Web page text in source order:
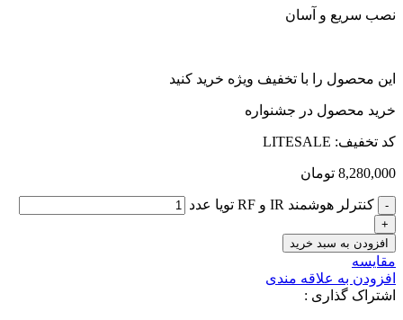
نصب سریع و آسان
این محصول را با تخفیف ویژه خرید کنید
خرید محصول در جشنواره
کد تخفیف: LITESALE
8,280,000 تومان
کنترلر هوشمند IR و RF تویا عدد
افزودن به سبد خرید
مقایسه
افزودن به علاقه مندی
اشتراک گذاری :